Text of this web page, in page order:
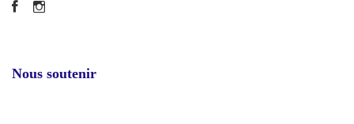
Facebook
Instagram
Nous soutenir